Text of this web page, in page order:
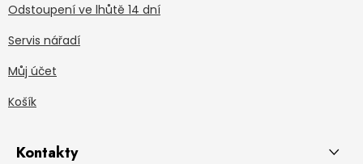
Odstoupení ve lhůtě 14 dní
Servis nářadí
Můj účet
Košík
Kontakty